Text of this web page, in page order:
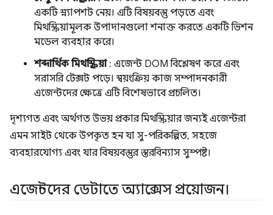
একটি স্ন্যাপশট নেয়। এটি বিষয়বস্তু পড়তে এবং
মিথস্ক্রিয়ামূলক উপাদানগুলো শনাক্ত করতে একটি ভিশন
মডেল ব্যবহার করে।
শব্দার্থিক মিথস্ক্রিয়া: এজেন্ট DOM বিশ্লেষণ করে এবং
সরাসরি টেক্সট পড়ে। স্বয়ংক্রিয় কাজ সম্পাদনকারী
এজেন্টদের ক্ষেত্রে এটি বিশেষভাবে প্রচলিত।
দৃশ্যগত এবং অর্থগত উভয় প্রকার মিথস্ক্রিয়ার জন্যই এজেন্টরা
এমন সাইট থেকে উপকৃত হন যা সু-পরিকল্পিত, সহজে
ব্যবহারযোগ্য এবং যার বিষয়বস্তুর স্তরবিন্যাস সুস্পষ্ট।
এজেন্টদের ডেটাতে অ্যাক্সেস প্রয়োজন।